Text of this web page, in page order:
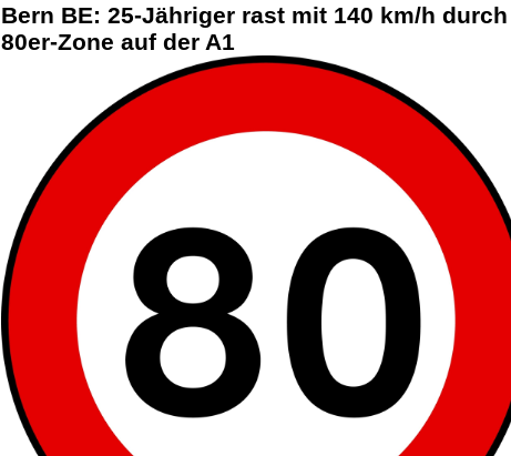
Bern BE: 25-Jähriger rast mit 140 km/h durch
80er-Zone auf der A1